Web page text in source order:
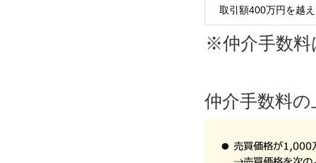
取引額400万円を越
※仲介手数料
仲介手数料